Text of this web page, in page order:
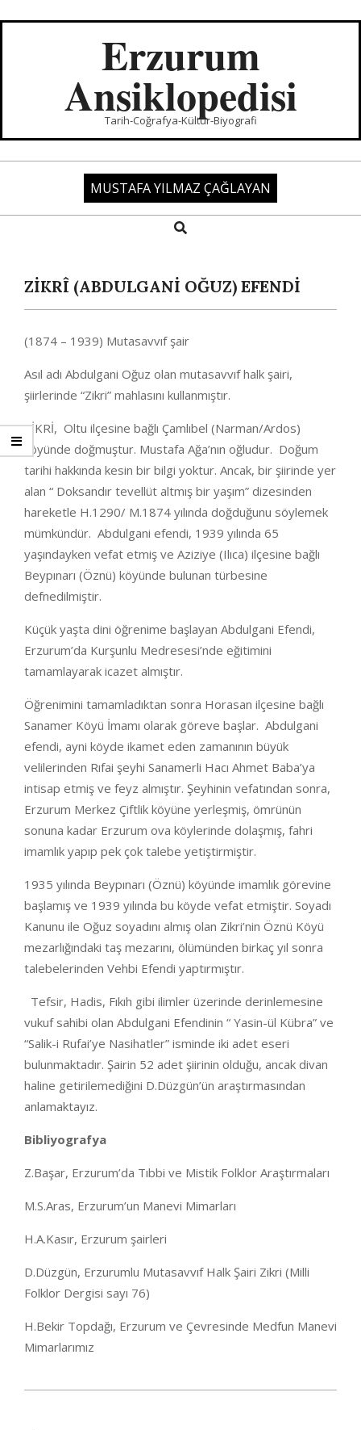
Erzurum
Ansiklopedisi
Tarih-Coğrafya-Kültür-Biyografi
MUSTAFA YILMAZ ÇAĞLAYAN
Search
ZİKRÎ (ABDULGANİ OĞUZ) EFENDİ
(1874 – 1939) Mutasavvıf şair
Asıl adı Abdulgani Oğuz olan mutasavvıf halk şairi,
şiirlerinde “Zikri” mahlasını kullanmıştır.
ZİKRİ, Oltu ilçesine bağlı Çamlıbel (Narman/Ardos)
köyünde doğmuştur. Mustafa Ağa’nın oğludur. Doğum
tarihi hakkında kesin bir bilgi yoktur. Ancak, bir şiirinde yer
alan “ Doksandır tevellüt altmış bir yaşım” dizesinden
hareketle H.1290/ M.1874 yılında doğduğunu söylemek
mümkündür. Abdulgani efendi, 1939 yılında 65
yaşındayken vefat etmiş ve Aziziye (Ilıca) ilçesine bağlı
Beypınarı (Öznü) köyünde bulunan türbesine
defnedilmiştir.
Küçük yaşta dini öğrenime başlayan Abdulgani Efendi,
Erzurum’da Kurşunlu Medresesi’nde eğitimini
tamamlayarak icazet almıştır.
Öğrenimini tamamladıktan sonra Horasan ilçesine bağlı
Sanamer Köyü İmamı olarak göreve başlar. Abdulgani
efendi, ayni köyde ikamet eden zamanının büyük
velilerinden Rıfai şeyhi Sanamerli Hacı Ahmet Baba’ya
intisap etmiş ve feyz almıştır. Şeyhinin vefatından sonra,
Erzurum Merkez Çiftlik köyüne yerleşmiş, ömrünün
sonuna kadar Erzurum ova köylerinde dolaşmış, fahri
imamlık yapıp pek çok talebe yetiştirmiştir.
1935 yılında Beypınarı (Öznü) köyünde imamlık görevine
başlamış ve 1939 yılında bu köyde vefat etmiştir. Soyadı
Kanunu ile Oğuz soyadını almış olan Zikri’nin Öznü Köyü
mezarlığındaki taş mezarını, ölümünden birkaç yıl sonra
talebelerinden Vehbi Efendi yaptırmıştır.
Tefsir, Hadis, Fıkıh gibi ilimler üzerinde derinlemesine
vukuf sahibi olan Abdulgani Efendinin “ Yasin-ül Kübra” ve
“Salik-i Rufai’ye Nasihatler” isminde iki adet eseri
bulunmaktadır. Şairin 52 adet şiirinin olduğu, ancak divan
haline getirilemediğini D.Düzgün’ün araştırmasından
anlamaktayız.
Bibliyografya
Z.Başar, Erzurum’da Tıbbi ve Mistik Folklor Araştırmaları
M.S.Aras, Erzurum’un Manevi Mimarları
H.A.Kasır, Erzurum şairleri
D.Düzgün, Erzurumlu Mutasavvıf Halk Şairi Zikri (Milli
Folklor Dergisi sayı 76)
H.Bekir Topdağı, Erzurum ve Çevresinde Medfun Manevi
Mimarlarımız